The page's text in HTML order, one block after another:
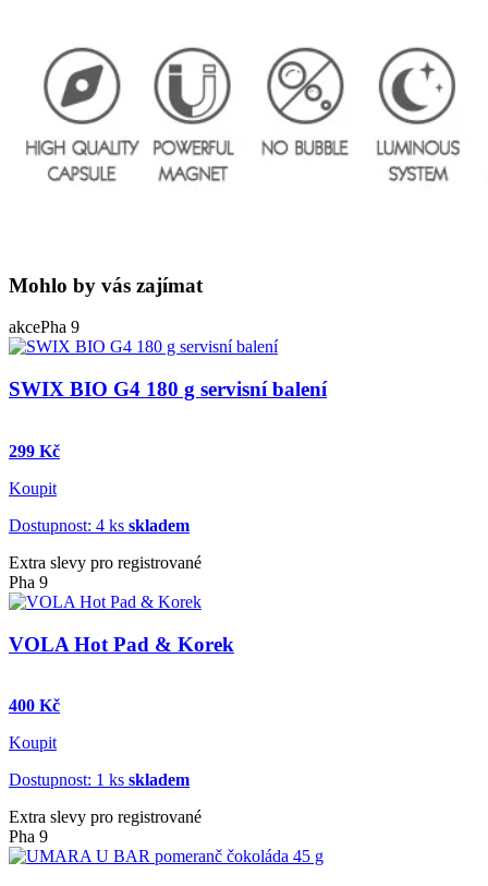
Mohlo by vás zajímat
akcePha 9
SWIX BIO G4 180 g servisní balení
299 Kč
Koupit
Dostupnost: 4 ks skladem
Extra slevy pro registrované
Pha 9
VOLA Hot Pad & Korek
400 Kč
Koupit
Dostupnost: 1 ks skladem
Extra slevy pro registrované
Pha 9